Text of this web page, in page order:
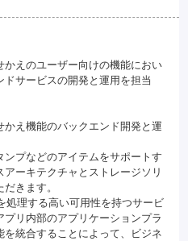
えのユーザー向けの機能におい
サービスの開発と運用を担当
え機能のバックエンド開発と運
プなどのアイテムをサポートす
ーキテクチャとストレージソリ
きます。
処理する高い可用性を持つサービ
リ内部のアプリケーションプラ
統合することによって、ビジネ